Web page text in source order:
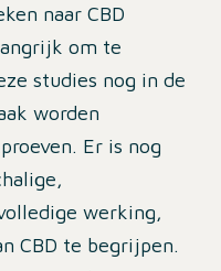
naar CBD
om te
studies nog in de
worden
Er is nog
werking,
CBD te begrijpen.